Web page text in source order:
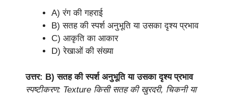
A) रंग की गहराई
B) सतह की स्पर्श अनुभूति या उसका दृश्य प्रभाव
C) आकृति का आकार
D) रेखाओं की संख्या
उत्तर: B) सतह की स्पर्श अनुभूति या उसका दृश्य प्रभाव
स्पष्टीकरण: Texture किसी सतह की खुरदरी, चिकनी या